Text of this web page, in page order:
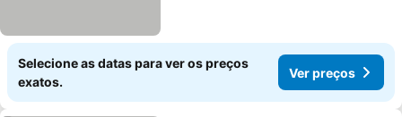
Selecione as datas para ver os preços
exatos.
Ver preços